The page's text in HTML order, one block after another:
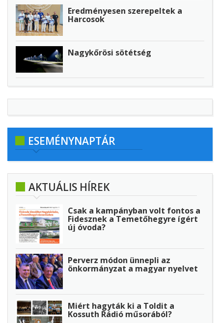
Eredményesen szerepeltek a
Harcosok
Nagykőrösi sötétség
ESEMÉNYNAPTÁR
AKTUÁLIS HÍREK
Csak a kampányban volt fontos a
Fidesznek a Temetőhegyre ígért
új óvoda?
Perverz módon ünnepli az
önkormányzat a magyar nyelvet
Miért hagyták ki a Toldit a
Kossuth Rádió műsorából?